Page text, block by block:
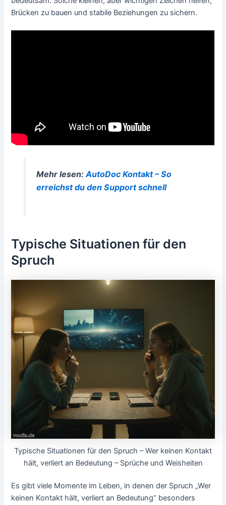
Brücken zu bauen und stabile Beziehungen zu sichern.
Mehr lesen: AutoDoc Kontakt – So
erreichst du den Support schnell
Typische Situationen für den
Spruch
Typische Situationen für den Spruch – Wer keinen Kontakt
hält, verliert an Bedeutung – Sprüche und Weisheiten
Es gibt viele Momente im Leben, in denen der Spruch „Wer
keinen Kontakt hält, verliert an Bedeutung“ besonders